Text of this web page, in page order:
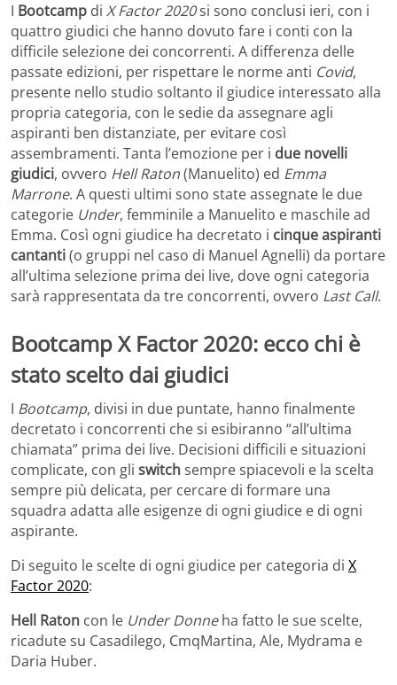
I Bootcamp di X Factor 2020si sono conclusi ieri, con i
quattro giudici che hanno dovuto fare i conti con la
difficile selezione dei concorrenti. A differenza delle
passate edizioni, per rispettare le norme anti Covid,
presente nello studio soltanto il giudice interessato alla
propria categoria, con le sedie da assegnare agli
aspiranti ben distanziate, per evitare così
assembramenti. Tanta l’emozione per i due novelli
giudici, ovvero Hell Raton(Manuelito) ed Emma
Marrone. A questi ultimi sono state assegnate le due
categorie Under, femminile a Manuelito e maschile ad
Emma. Così ogni giudice ha decretato i cinque aspiranti
cantanti(o gruppi nel caso di Manuel Agnelli) da portare
all’ultima selezione prima dei live, dove ogni categoria
sarà rappresentata da tre concorrenti, ovvero Last Call.
Bootcamp X Factor 2020: ecco chi è
stato scelto dai giudici
I Bootcamp, divisi in due puntate, hanno finalmente
decretato i concorrenti che si esibiranno “all’ultima
chiamata” prima dei live. Decisioni difficili e situazioni
complicate, con gli switchsempre spiacevoli e la scelta
sempre più delicata, per cercare di formare una
squadra adatta alle esigenze di ogni giudice e di ogni
aspirante.
Di seguito le scelte di ogni giudice per categoria di X
Factor 2020:
Hell Raton con le Under Donneha fatto le sue scelte,
ricadute su Casadilego, CmqMartina, Ale, Mydrama e
Daria Huber.